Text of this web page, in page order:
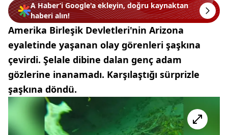
A Haber’i Google'a ekleyin, doğru kaynaktan
haberi alın!
Amerika Birleşik Devletleri'nin Arizona
eyaletinde yaşanan olay görenleri şaşkına
çevirdi. Şelale dibine dalan genç adam
gözlerine inanamadı. Karşılaştığı sürprizle
şaşkına döndü.